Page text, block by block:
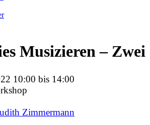
Musizieren –
10:00 bis 14:00
Zimmermann